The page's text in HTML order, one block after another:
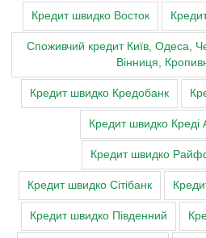
Кредит швидко Восток
Cпоживчий кредит Київ, Одеса,
Вінниця,
Кредит швидко Кредобанк
Кредит швидко Креді
Кредит швидко
Кредит швидко Сітібанк
Кредит швидко Південний